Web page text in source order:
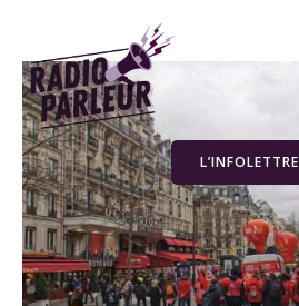
L’INFOLETTRE